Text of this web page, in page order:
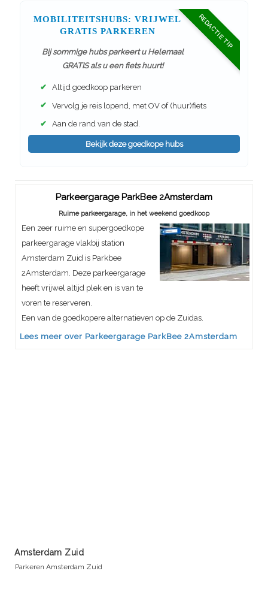
REDACTIE TIP
MOBILITEITSHUBS: VRIJWEL
GRATIS PARKEREN
Bij sommige hubs parkeert u Helemaal
GRATIS als u een fiets huurt!
✔ Altijd goedkoop parkeren
✔ Vervolg je reis lopend, met OV of (huur)fiets
✔ Aan de rand van de stad.
Bekijk deze goedkope hubs
Parkeergarage ParkBee 2Amsterdam
Ruime parkeergarage, in het weekend goedkoop
Een zeer ruime en supergoedkope
parkeergarage vlakbij station
Amsterdam Zuid is Parkbee
2Amsterdam. Deze parkeergarage
heeft vrijwel altijd plek en is van te
voren te reserveren.
Een van de goedkopere alternatieven op de Zuidas.
Lees meer over Parkeergarage ParkBee 2Amsterdam
Amsterdam Zuid
Parkeren Amsterdam Zuid